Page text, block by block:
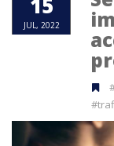
JUL, 2022